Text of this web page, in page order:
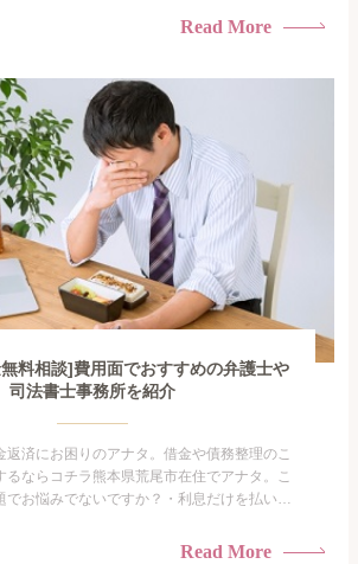
金の催促、取り立てで憂鬱になる。・闇金に
Read More
料相談]費用面でおすすめの弁護士や
司法書士事務所を紹介
返済にお困りのアナタ。借金や債務整理のこ
るならコチラ熊本県荒尾市在住でアナタ。こ
でお悩みでないですか？・利息だけを払い続
金の催促、取り立てで憂鬱になる。・闇金に
Read More